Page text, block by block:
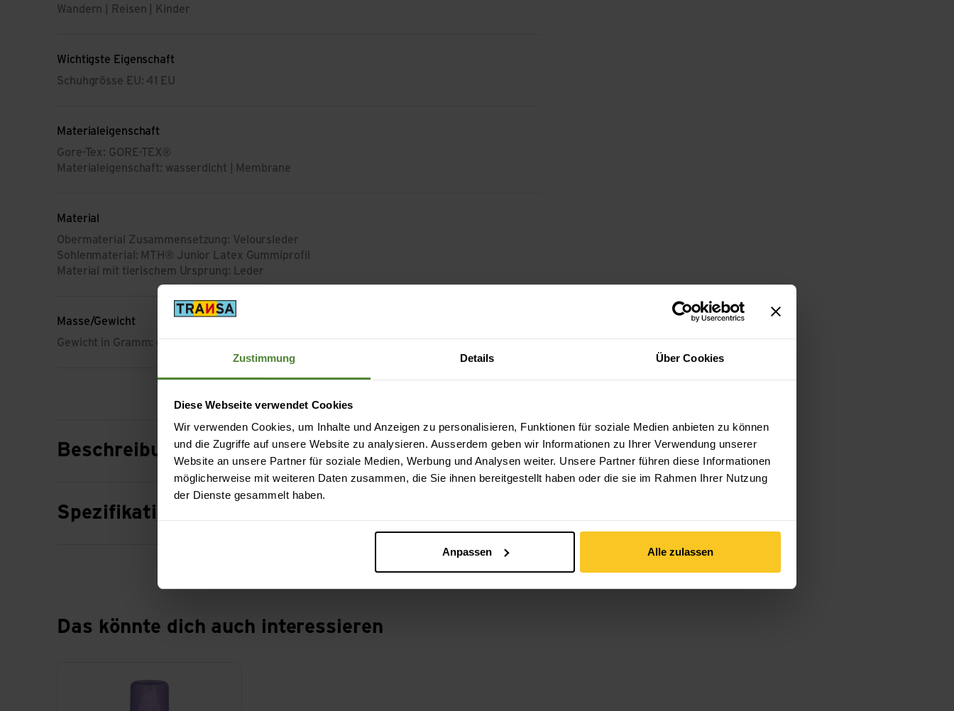
Zustimmung Details Über Cookies
Diese Webseite verwendet Cookies
Wir verwenden Cookies, um Inhalte und Anzeigen zu personalisieren, Funktionen für soziale Medien anbieten zu können
und die Zugriffe auf unsere Website zu analysieren. Ausserdem geben wir Informationen zu Ihrer Verwendung unserer
Website an unsere Partner für soziale Medien, Werbung und Analysen weiter. Unsere Partner führen diese Informationen
möglicherweise mit weiteren Daten zusammen, die Sie ihnen bereitgestellt haben oder die sie im Rahmen Ihrer Nutzung
der Dienste gesammelt haben.
Anpassen Alle zulassen
Wandern | Reisen | Kinder
Wichtigste Eigenschaft
Schuhgrösse EU: 41 EU
Materialeigenschaft
Gore-Tex: GORE-TEX®
Materialeigenschaft: wasserdicht | Membrane
Material
Obermaterial Zusammensetzung: Veloursleder
Sohlenmaterial: MTH® Junior Latex Gummiprofil
Material mit tierischem Ursprung: Leder
Masse/Gewicht
Gewicht in Gramm: 600 g
Beschreibung
Spezifikation
Das könnte dich auch interessieren